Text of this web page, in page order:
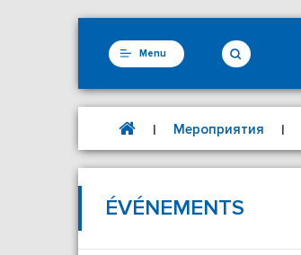
Menu
| Мероприятия |
ÉVÉNEMENTS